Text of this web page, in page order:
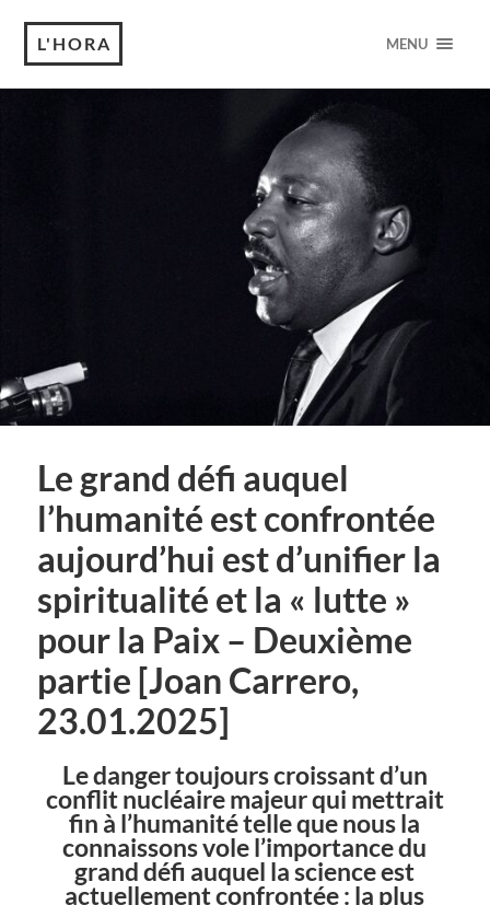
L'HORA MENU
Le grand défi auquel
l’humanité est confrontée
aujourd’hui est d’unifier la
spiritualité et la « lutte »
pour la Paix – Deuxième
partie [Joan Carrero,
23.01.2025]
Le danger toujours croissant d’un
conflit nucléaire majeur qui mettrait
fin à l’humanité telle que nous la
connaissons vole l’importance du
grand défi auquel la science est
actuellement confrontée : la plus